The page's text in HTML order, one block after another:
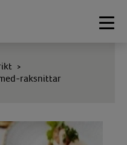
>
raksnittar